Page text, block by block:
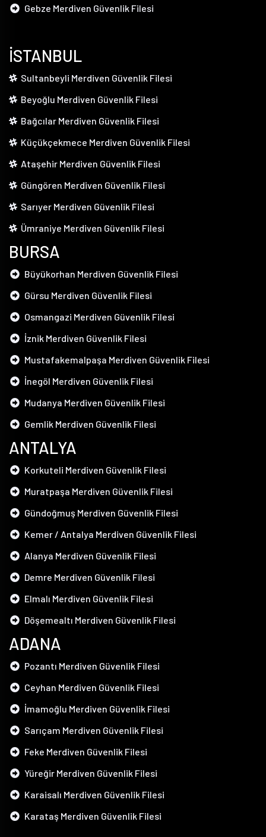
Gebze Merdiven Güvenlik Filesi
İSTANBUL
Sultanbeyli Merdiven Güvenlik Filesi
Beyoğlu Merdiven Güvenlik Filesi
Bağcılar Merdiven Güvenlik Filesi
Küçükçekmece Merdiven Güvenlik Filesi
Ataşehir Merdiven Güvenlik Filesi
Güngören Merdiven Güvenlik Filesi
Sarıyer Merdiven Güvenlik Filesi
Ümraniye Merdiven Güvenlik Filesi
BURSA
Büyükorhan Merdiven Güvenlik Filesi
Gürsu Merdiven Güvenlik Filesi
Osmangazi Merdiven Güvenlik Filesi
İznik Merdiven Güvenlik Filesi
Mustafakemalpaşa Merdiven Güvenlik Filesi
İnegöl Merdiven Güvenlik Filesi
Mudanya Merdiven Güvenlik Filesi
Gemlik Merdiven Güvenlik Filesi
ANTALYA
Korkuteli Merdiven Güvenlik Filesi
Muratpaşa Merdiven Güvenlik Filesi
Gündoğmuş Merdiven Güvenlik Filesi
Kemer / Antalya Merdiven Güvenlik Filesi
Alanya Merdiven Güvenlik Filesi
Demre Merdiven Güvenlik Filesi
Elmalı Merdiven Güvenlik Filesi
Döşemealtı Merdiven Güvenlik Filesi
ADANA
Pozantı Merdiven Güvenlik Filesi
Ceyhan Merdiven Güvenlik Filesi
İmamoğlu Merdiven Güvenlik Filesi
Sarıçam Merdiven Güvenlik Filesi
Feke Merdiven Güvenlik Filesi
Yüreğir Merdiven Güvenlik Filesi
Karaisalı Merdiven Güvenlik Filesi
Karataş Merdiven Güvenlik Filesi